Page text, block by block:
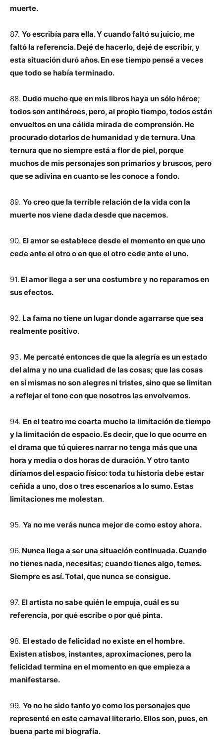
muerte.
87. Yo escribía para ella. Y cuando faltó su juicio, me
faltó la referencia. Dejé de hacerlo, dejé de escribir, y
esta situación duró años. En ese tiempo pensé a veces
que todo se había terminado.
88. Dudo mucho que en mis libros haya un sólo héroe;
todos son antihéroes, pero, al propio tiempo, todos están
envueltos en una cálida mirada de comprensión. He
procurado dotarlos de humanidad y de ternura. Una
ternura que no siempre está a flor de piel, porque
muchos de mis personajes son primarios y bruscos, pero
que se adivina en cuanto se les conoce a fondo.
89. Yo creo que la terrible relación de la vida con la
muerte nos viene dada desde que nacemos.
90. El amor se establece desde el momento en que uno
cede ante el otro o en que el otro cede ante el uno.
91. El amor llega a ser una costumbre y no reparamos en
sus efectos.
92. La fama no tiene un lugar donde agarrarse que sea
realmente positivo.
93. Me percaté entonces de que la alegría es un estado
del alma y no una cualidad de las cosas; que las cosas
en sí mismas no son alegres ni tristes, sino que se limitan
a reflejar el tono con que nosotros las envolvemos.
94. En el teatro me coarta mucho la limitación de tiempo
y la limitación de espacio. Es decir, que lo que ocurre en
el drama que tú quieres narrar no tenga más que una
hora y media o dos horas de duración. Y otro tanto
diríamos del espacio físico: toda tu historia debe estar
ceñida a uno, dos o tres escenarios a lo sumo. Estas
limitaciones me molestan.
95. Ya no me verás nunca mejor de como estoy ahora.
96. Nunca llega a ser una situación continuada. Cuando
no tienes nada, necesitas; cuando tienes algo, temes.
Siempre es así. Total, que nunca se consigue.
97. El artista no sabe quién le empuja, cuál es su
referencia, por qué escribe o por qué pinta.
98. El estado de felicidad no existe en el hombre.
Existen atisbos, instantes, aproximaciones, pero la
felicidad termina en el momento en que empieza a
manifestarse.
99. Yo no he sido tanto yo como los personajes que
representé en este carnaval literario. Ellos son, pues, en
buena parte mi biografía.